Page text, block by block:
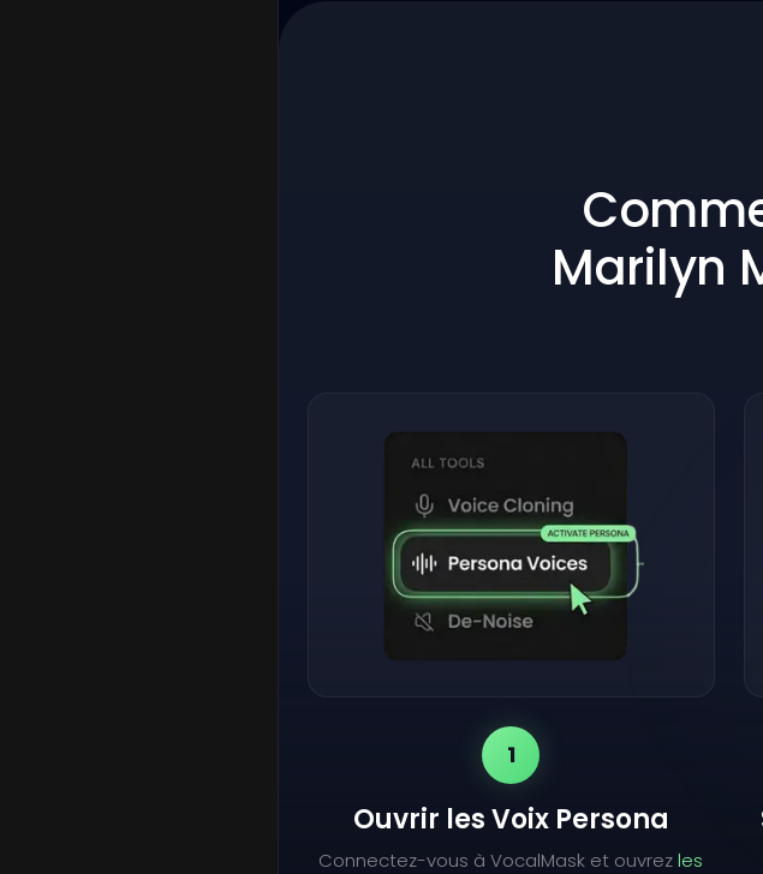
Marilyn
1
Ouvrir les Voix Persona
Connectez-vous à VocalMask et ouvrezles